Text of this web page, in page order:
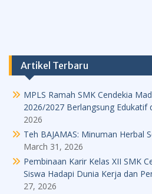
Artikel Terbaru
MPLS Ramah SMK Cendekia
2026/2027 Berlangsung Edukatif
2026
Teh BAJAMAS: Minuman Herbal
March 31, 2026
Pembinaan Karir Kelas XII SMK
Siswa Hadapi Dunia Kerja dan
27, 2026